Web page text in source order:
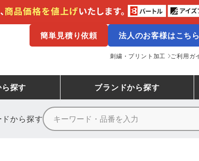
簡単見積り依頼 法人のお客様はこちら
刺繍・プリント加工 ご利用ガ
ら探す ブランドから探す
から探す